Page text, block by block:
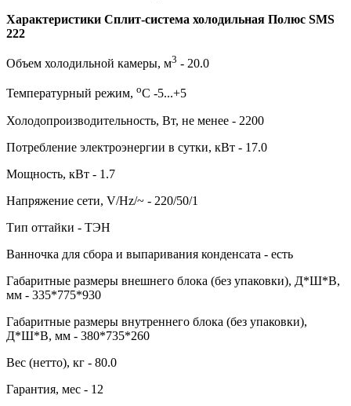
Характеристики Сплит-система холодильная Полюс SMS
222
Объем холодильной камеры, м3 - 20.0
Температурный режим, оС -5...+5
Холодопроизводительность, Вт, не менее - 2200
Потребление электроэнергии в сутки, кВт - 17.0
Мощность, кВт - 1.7
Напряжение сети, V/Hz/~ - 220/50/1
Тип оттайки - ТЭН
Ванночка для сбора и выпаривания конденсата - есть
Габаритные размеры внешнего блока (без упаковки), Д*Ш*В,
мм - 335*775*930
Габаритные размеры внутреннего блока (без упаковки),
Д*Ш*В, мм - 380*735*260
Вес (нетто), кг - 80.0
Гарантия, мес - 12